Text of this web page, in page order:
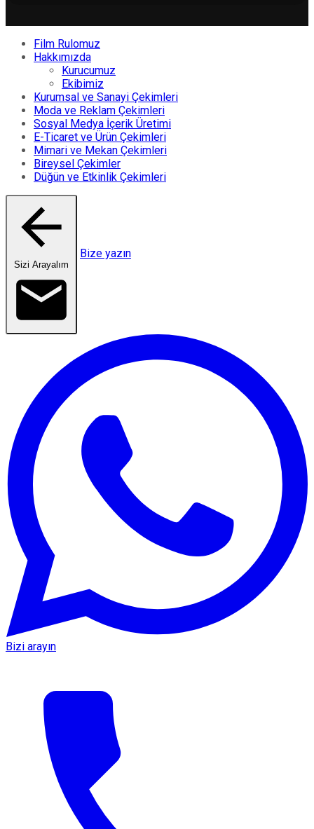
Film Rulomuz
Hakkımızda
Kurucumuz
Ekibimiz
Kurumsal ve Sanayi Çekimleri
Moda ve Reklam Çekimleri
Sosyal Medya İçerik Üretimi
E-Ticaret ve Ürün Çekimleri
Mimari ve Mekan Çekimleri
Bireysel Çekimler
Düğün ve Etkinlik Çekimleri
Sizi Arayalım
Bize yazın
Bizi arayın